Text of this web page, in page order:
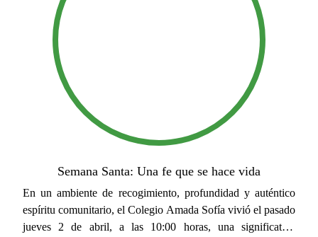
Semana Santa: Una fe que se hace vida
En un ambiente de recogimiento, profundidad y auténtico
espíritu comunitario, el Colegio Amada Sofía vivió el pasado
jueves 2 de abril, a las 10:00 horas, una significativa